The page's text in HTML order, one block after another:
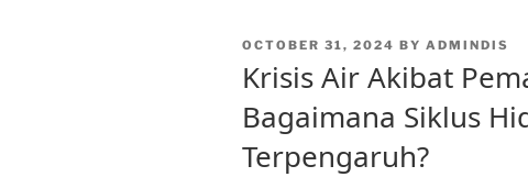
POSTED
OCTOBER 31, 2024 BY ADMINDIS
Krisis Air Akibat
Bagaimana Siklus
Terpengaruh?